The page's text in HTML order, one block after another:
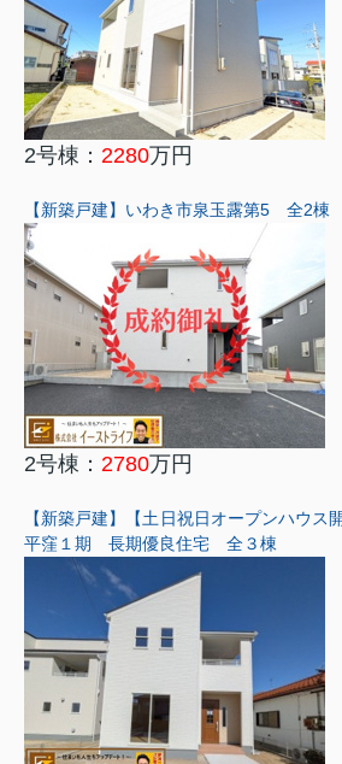
2号棟： 2280万円
【新築戸建】いわき市泉玉露第5 全2棟
2号棟： 2780万円
【新築戸建】【土日祝日オープンハウ
平窪１期 長期優良住宅 全３棟